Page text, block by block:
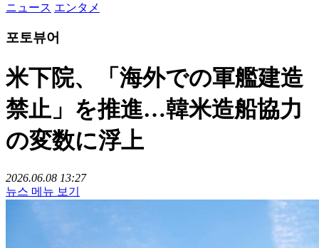
ニュース エンタメ
포토뷰어
米下院、「海外での軍艦建造
禁止」を推進…韓米造船協力
の変数に浮上
2026.06.08 13:27
뉴스 메뉴 보기